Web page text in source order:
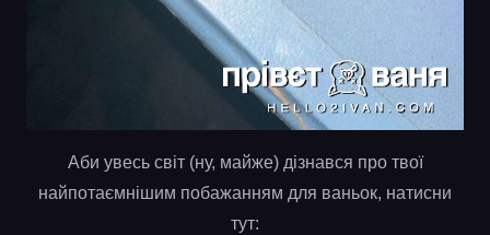
Аби увесь світ (ну, майже) дізнався про твої
найпотаємнішим побажанням для ваньок, натисни
тут: